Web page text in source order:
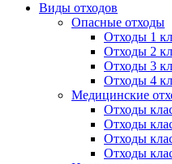
Виды отходов
Опасные отходы
Отходы 1
Отходы 2
Отходы 3
Отходы 4
Медицинские
Отходы
Отходы
Отходы
Отходы